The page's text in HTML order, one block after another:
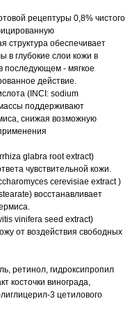
рецептуры 0,8% чистого
структура обеспечивает
в глубокие слои кожи в
последующем - мягкое
действие.
(INCI: sodium
поддерживают
снижая возможную
glabra root extract)
чувствительной кожи.
cerevisiae extract )
восстанавливает
vinifera seed extract)
от воздействия свободных
ретинол, гидроксипропил
косточки винограда,
3 цетилового